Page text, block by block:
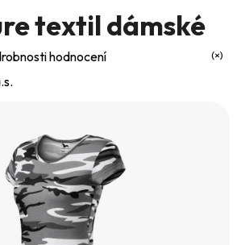
textil dámské
hodnocení